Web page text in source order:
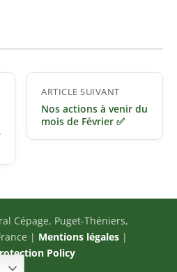
ARTICLE SUIVANT
Nos actions à venir du
mois de Février ✅
Cépage, Puget-Théniers,
| Mentions légales |
Policy